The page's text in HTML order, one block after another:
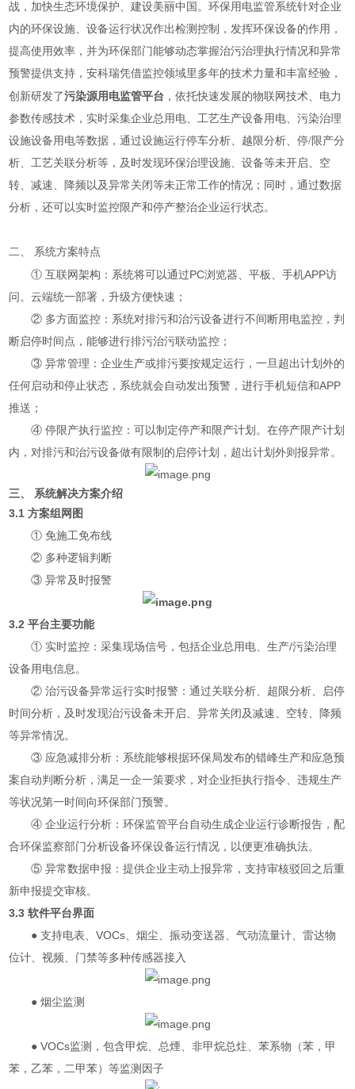
战，加快生态环境保护、建设美丽中国。环保用电监管系统针对企业
内的环保设施、设备运行状况作出检测控制，发挥环保设备的作用，
提高使用效率，并为环保部门能够动态掌握治污治理执行情况和异常
预警提供支持，安科瑞凭借监控领域里多年的技术力量和丰富经验，
创新研发了污染源用电监管平台 ，依托快速发展的物联网技术、电力
参数传感技术，实时采集企业总用电、工艺生产设备用电、污染治理
设施设备用电等数据，通过设施运行停车分析、越限分析、停/限产分
析、工艺关联分析等，及时发现环保治理设施、设备等未开启、空
转、减速、降频以及异常关闭等未正常工作的情况；同时，通过数据
分析，还可以实时监控限产和停产整治企业运行状态。
二、 系统方案特点
① 互联网架构：系统将可以通过PC浏览器、平板、手机APP访
问。云端统一部署，升级方便快速；
② 多方面监控：系统对排污和治污设备进行不间断用电监控，判
断启停时间点，能够进行排污治污联动监控；
③ 异常管理：企业生产或排污要按规定运行，一旦超出计划外的
任何启动和停止状态，系统就会自动发出预警，进行手机短信和APP
推送；
④ 停限产执行监控：可以制定停产和限产计划。在停产限产计划
内，对排污和治污设备做有限制的启停计划，超出计划外则报异常。
三、 系统解决方案介绍
3.1 方案组网图
① 免施工免布线
② 多种逻辑判断
③ 异常及时报警
3.2 平台主要功能
① 实时监控：采集现场信号，包括企业总用电、生产/污染治理
设备用电信息。
② 治污设备异常运行实时报警：通过关联分析、超限分析、启停
时间分析，及时发现治污设备未开启、异常关闭及减速、空转、降频
等异常情况。
③ 应急减排分析：系统能够根据环保局发布的错峰生产和应急预
案自动判断分析，满足一企一策要求，对企业拒执行指令、违规生产
等状况第一时间向环保部门预警。
④ 企业运行分析：环保监管平台自动生成企业运行诊断报告，配
合环保监察部门分析设备环保设备运行情况，以便更准确执法。
⑤ 异常数据申报：提供企业主动上报异常，支持审核驳回之后重
新申报提交审核。
3.3 软件平台界面
●支持电表、VOCs、烟尘、振动变送器、气动流量计、雷达物
位计、视频、门禁等多种传感器接入
● 烟尘监测
● VOCs监测，包含甲烷、总煙、非甲烷总炷、苯系物（苯，甲
苯，乙苯，二甲苯）等监测因子